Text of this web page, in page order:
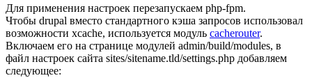
Для применения настроек перезапускаем php-fpm.
Чтобы drupal вместо стандартного кэша запросов использовал
возможности xcache, используется модуль cacherouter.
Включаем его на странице модулей admin/build/modules, в
файл настроек сайта sites/sitename.tld/settings.php добавляем
следующее: